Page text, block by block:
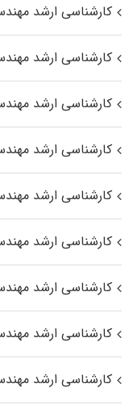
کارشناسی ارشد
کارشناسی ارشد
کارشناسی ارشد
کارشناسی ارشد
کارشناسی ارشد
کارشناسی ارشد
کارشناسی ارشد
کارشناسی ارشد
کارشناسی ارشد